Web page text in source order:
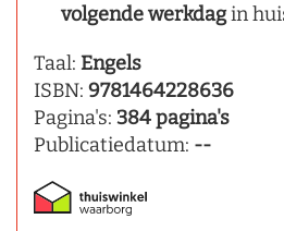
volgende werkdagin
Taal: Engels
ISBN: 9781464228636
Pagina's: 384 pagina's
Publicatiedatum: --